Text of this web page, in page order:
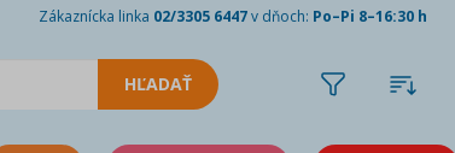
Zákaznícka linka 02/3305 6447v dňoch: Po–Pi 8–16:30 h